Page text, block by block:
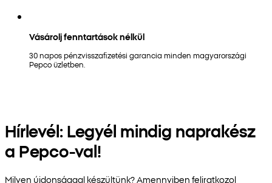
Vásárolj fenntartások nélkül
30 napos pénzvisszafizetési garancia minden magyarországi
Pepco üzletben.
Hírlevél: Legyél mindig naprakész
a Pepco-val!
Milyen újdonsággal készültünk? Amennyiben feliratkozol